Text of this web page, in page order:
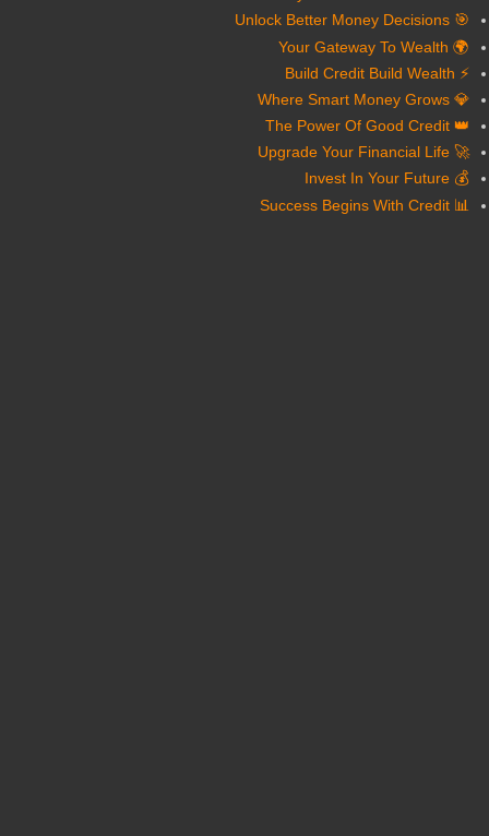
🎯 Unlock Better Money Decisions
🌍 Your Gateway To Wealth
⚡ Build Credit Build Wealth
💎 Where Smart Money Grows
👑 The Power Of Good Credit
🚀 Upgrade Your Financial Life
💰 Invest In Your Future
📊 Success Begins With Credit